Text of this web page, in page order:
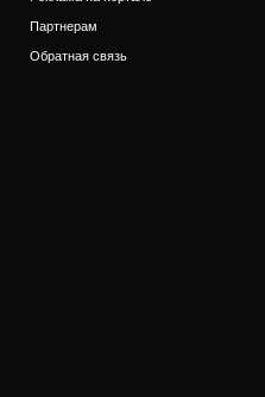
Партнерам
Обратная связь